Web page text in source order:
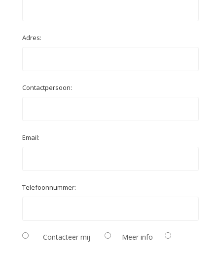
Adres:
Contactpersoon:
Email:
Telefoonnummer:
Contacteer mij Meer info